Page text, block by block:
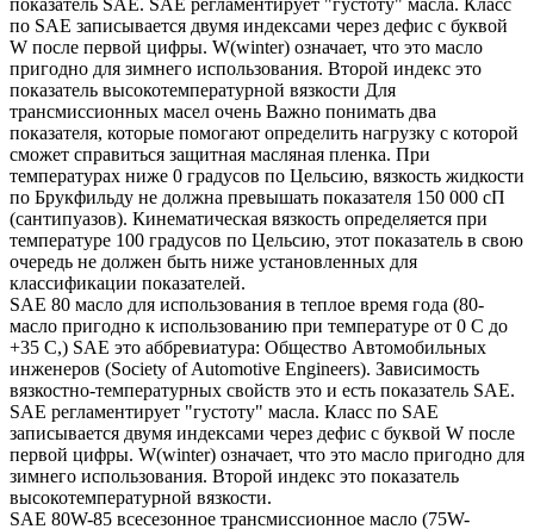
показатель SAE. SAE регламентирует "густоту" масла. Класс
по SAE записывается двумя индексами через дефис с буквой
W после первой цифры. W(winter) означает, что это масло
пригодно для зимнего использования. Второй индекс это
показатель высокотемпературной вязкости Для
трансмиссионных масел очень Важно понимать два
показателя, которые помогают определить нагрузку с которой
сможет справиться защитная масляная пленка. При
температурах ниже 0 градусов по Цельсию, вязкость жидкости
по Брукфильду не должна превышать показателя 150 000 сП
(сантипуазов). Кинематическая вязкость определяется при
температуре 100 градусов по Цельсию, этот показатель в свою
очередь не должен быть ниже установленных для
классификации показателей.
SAE 80 масло для использования в теплое время года (80-
масло пригодно к использованию при температуре от 0 С до
+35 С,) SAE это аббревиатура: Общество Автомобильных
инженеров (Society of Automotive Engineers). Зависимость
вязкостно-температурных свойств это и есть показатель SAE.
SAE регламентирует "густоту" масла. Класс по SAE
записывается двумя индексами через дефис с буквой W после
первой цифры. W(winter) означает, что это масло пригодно для
зимнего использования. Второй индекс это показатель
высокотемпературной вязкости.
SAE 80W-85 всесезонное трансмиссионное масло (75W-